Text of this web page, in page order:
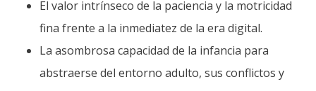
El valor intrínseco de la paciencia y la motricidad
fina frente a la inmediatez de la era digital.
La asombrosa capacidad de la infancia para
abstraerse del entorno adulto, sus conflictos y